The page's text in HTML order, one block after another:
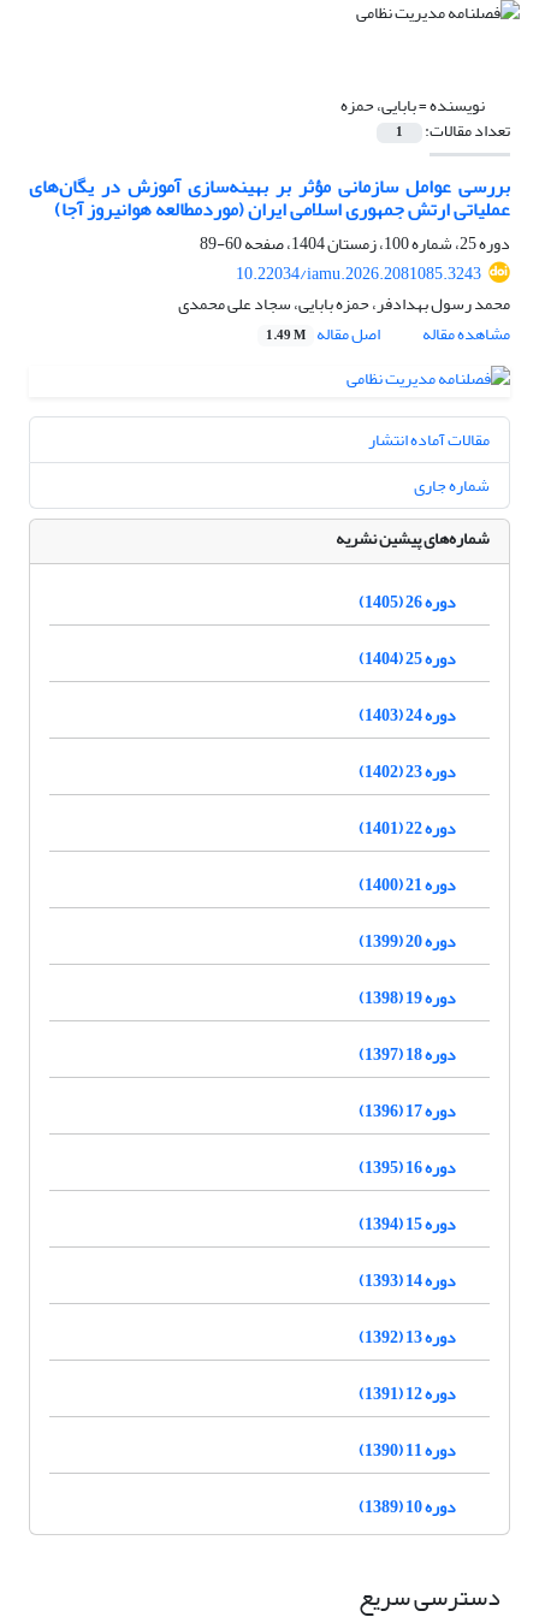
نویسنده =بابایی، حمزه
تعداد مقالات: 1
بررسی عوامل سازمانی مؤثر بر بهینه‌سازی آموزش در یگان‌های
عملیاتی ارتش جمهوری اسلامی ایران (موردمطالعه هوانیروز آجا)
دوره 25، شماره 100، زمستان 1404، صفحه
60-89
10.22034/iamu.2026.2081085.3243
محمد رسول بهدادفر، حمزه بابایی، سجاد علی محمدی
مشاهده مقاله
اصل مقاله 1.49 M
مقالات آماده انتشار
شماره جاری
شماره‌های پیشین نشریه
دوره 26 (1405)
دوره 25 (1404)
دوره 24 (1403)
دوره 23 (1402)
دوره 22 (1401)
دوره 21 (1400)
دوره 20 (1399)
دوره 19 (1398)
دوره 18 (1397)
دوره 17 (1396)
دوره 16 (1395)
دوره 15 (1394)
دوره 14 (1393)
دوره 13 (1392)
دوره 12 (1391)
دوره 11 (1390)
دوره 10 (1389)
دسترسی سریع